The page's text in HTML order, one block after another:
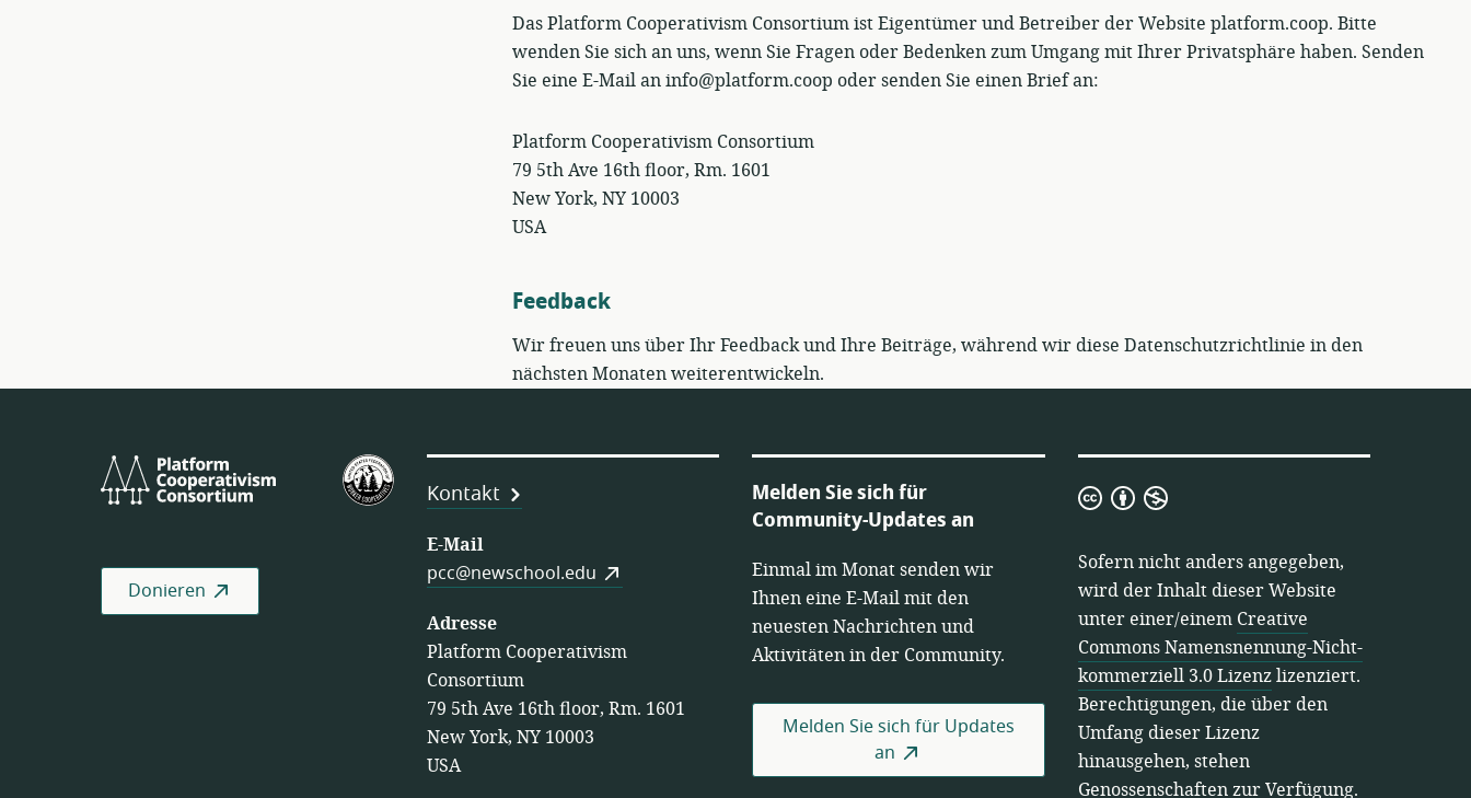
Das Platform Cooperativism Consortium ist Eigentümer und Betreiber der Website platform.coop. Bitte
wenden Sie sich an uns, wenn Sie Fragen oder Bedenken zum Umgang mit Ihrer Privatsphäre haben. Senden
Sie eine E-Mail an info@platform.coop oder senden Sie einen Brief an:
Platform Cooperativism Consortium
79 5th Ave 16th floor, Rm. 1601
New York, NY 10003
USA
Feedback
Wir freuen uns über Ihr Feedback und Ihre Beiträge, während wir diese Datenschutzrichtlinie in den
nächsten Monaten weiterentwickeln.
Platform
Cooperativism
U.S.
Federation
Worker
Cooperatives
Donieren
Kontakt
E-Mail
pcc@newschool.edu
Adresse
Platform Cooperativism
Consortium
79 5th Ave 16th floor, Rm. 1601
New York, NY 10003
USA
Melden Sie sich für
Community-Updates an
Einmal im Monat senden wir
Ihnen eine E-Mail mit den
neuesten Nachrichten und
Aktivitäten in der Community.
Melden Sie sich für Updates
an
Creative
Namensnennung-
Nicht-
kommerziell
3.0
Lizenz
Sofern nicht anders angegeben,
wird der Inhalt dieser Website
unter einer/einem Creative
Commons Namensnennung-Nicht-
kommerziell 3.0 Lizenzlizenziert.
Berechtigungen, die über den
Umfang dieser Lizenz
hinausgehen, stehen
Genossenschaften zur Verfügung.